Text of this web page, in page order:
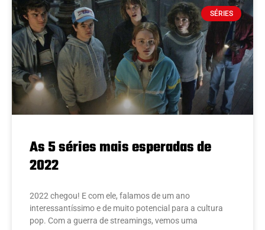
SÉRIES
As 5 séries mais esperadas de
2022
2022 chegou! E com ele, falamos de um ano
interessantíssimo e de muito potencial para a cultura
pop. Com a guerra de streamings, vemos uma